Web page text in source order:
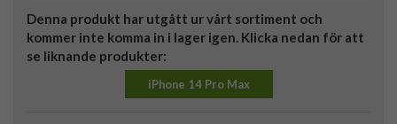
Denna produkt har utgått ur vårt sortiment och
kommer inte komma in i lager igen. Klicka nedan för att
se liknande produkter:
iPhone 14 Pro Max